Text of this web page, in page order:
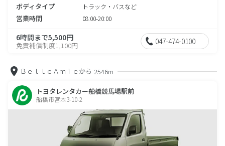
ボディタイプ トラック・バスなど
営業時間 08:00-20:00
6時間まで5,500円
免責補償制度1,100円 047-474-0100
ＢｅｌｌｅＡｍｉｅから 2546m
トヨタレンタカー船橋競馬場駅前
船橋市宮本3-10-2